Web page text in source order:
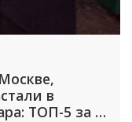
в
ТОП-5 за 7